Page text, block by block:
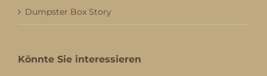
Dumpster Box Story
Könnte Sie interessieren